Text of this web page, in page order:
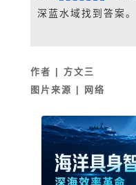
深蓝水域找到答案。
作者
| 方文三
图片来源 | 网络